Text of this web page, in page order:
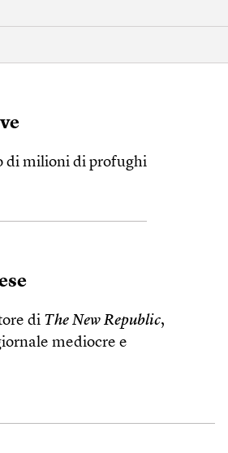
di milioni di profughi
di The New Republic,
mediocre e